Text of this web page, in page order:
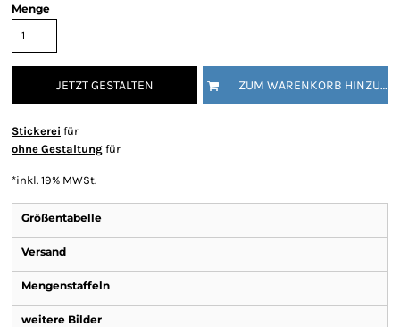
Menge
JETZT GESTALTEN ZUM WARENKORB HINZUFÜGEN
Stickerei für
ohne Gestaltung für
*inkl. 19% MWSt.
Größentabelle
Versand
Mengenstaffeln
weitere Bilder